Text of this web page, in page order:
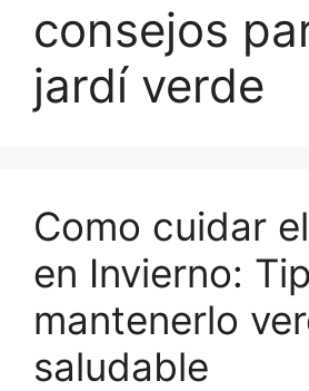
consejos
jardí verde
Como cuidar
en Invierno:
mantenerlo
saludable